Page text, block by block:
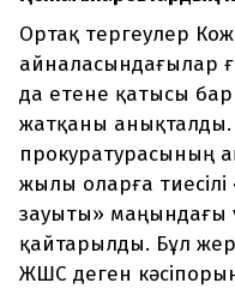
Ортақ тергеулер
айналасындағылар
да етене қатысы бар
жатқаны
прокуратурасының
жылы оларға
зауыты» маңындағы
қайтарылды. Бұл
ЖШС деген